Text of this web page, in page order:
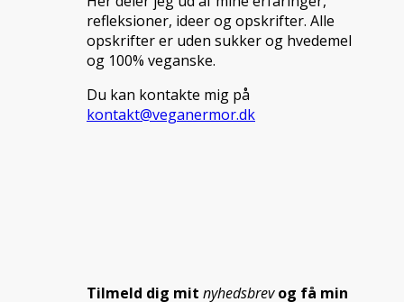
refleksioner, ideer og opskrifter. Alle
opskrifter er uden sukker og hvedemel
og 100% veganske.
Du kan kontakte mig på
kontakt@veganermor.dk
Tilmeld dig mit nyhedsbrev og få min